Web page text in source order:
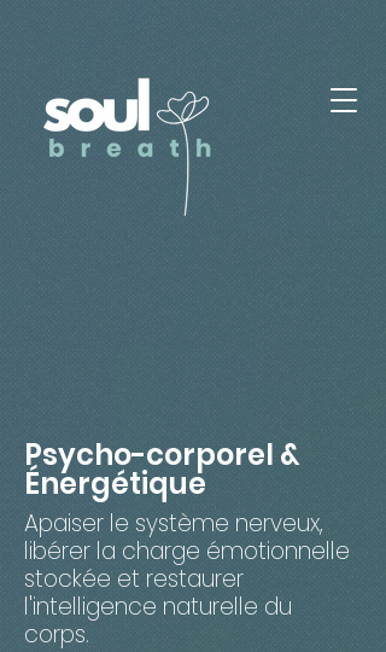
Psycho-corporel &
Énergétique
Apaiser le système nerveux,
libérer la charge émotionnelle
stockée et restaurer
l'intelligence naturelle du
corps.